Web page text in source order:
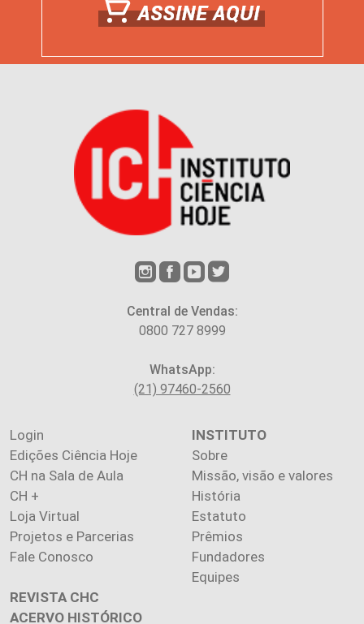
Central de Vendas:
0800 727 8999
WhatsApp:
(21) 97460-2560
Login
Edições Ciência Hoje
CH na Sala de Aula
CH +
Loja Virtual
Projetos e Parcerias
Fale Conosco
INSTITUTO
Sobre
Missão, visão e valores
História
Estatuto
Prêmios
Fundadores
Equipes
REVISTA CHC
ACERVO HISTÓRICO